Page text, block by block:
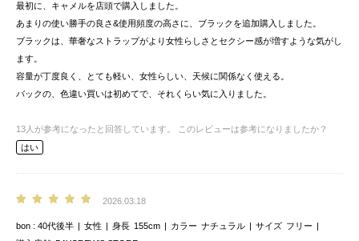
最初に、キャメルを店頭で購入しました。
あまりの使い勝手の良さ&使用頻度の高さに、ブラックを追加購入しました。
ブラックは、華奢なストラップがより女性らしさとセクシー感が増すような気がし
ます。
容量が丁度良く、とても軽い、女性らしい、天候に関係なく使える。
バックの、色違い買いは初めてで、それくらい気に入りました。
13 人が参考になったと回答しています。
このレビューは参考になりましたか？
はい
2026.03.18
bon 40代後半 女性 身長 155cm カラー ナチュラル サイズ フリー